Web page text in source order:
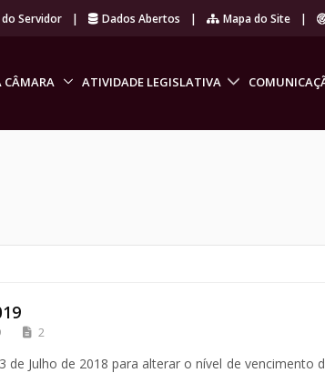
Servidor | Dados Abertos | Mapa do Site |
CÂMARA ATIVIDADE LEGISLATIVA
2
de Julho de 2018 para alterar o nível de vencimento